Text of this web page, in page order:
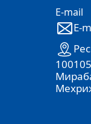
E-mail
E-